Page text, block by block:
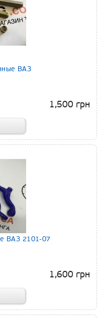
ВАЗ
1,500 грн
ВАЗ 2101-07
1,600 грн